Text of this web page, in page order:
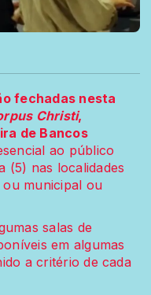
fechadas nesta
Christi,
de Bancos
ao público
(5) nas localidades
municipal ou
salas de
em algumas
a critério de cada